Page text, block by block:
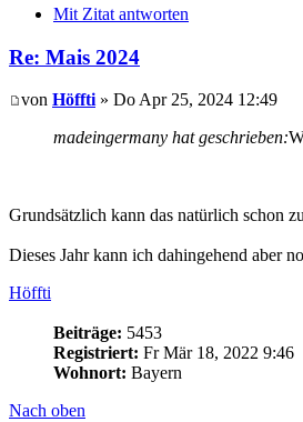
Mit Zitat antworten
Re: Mais 2024
von Höffti » Do Apr 25, 2024 12:49
madeingermany hat geschrieben:
Grundsätzlich kann das natürlich schon
Dieses Jahr kann ich dahingehend aber
Höffti
Beiträge: 5453
Registriert: Fr Mär 18, 2022 9:46
Wohnort: Bayern
Nach oben